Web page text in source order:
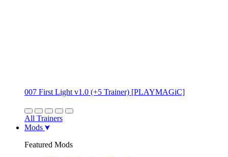
007 First Light v1.0 (+5 Trainer) [PLAYMAGiC]
All Trainers
Mods
Featured Mods